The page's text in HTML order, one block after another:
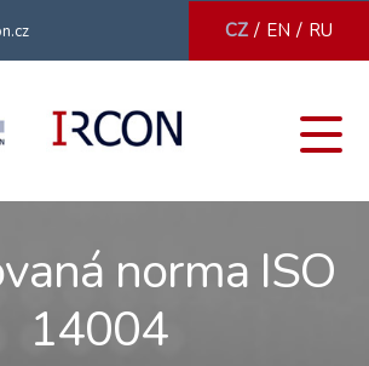
CZ / EN / RU
norma ISO
14004